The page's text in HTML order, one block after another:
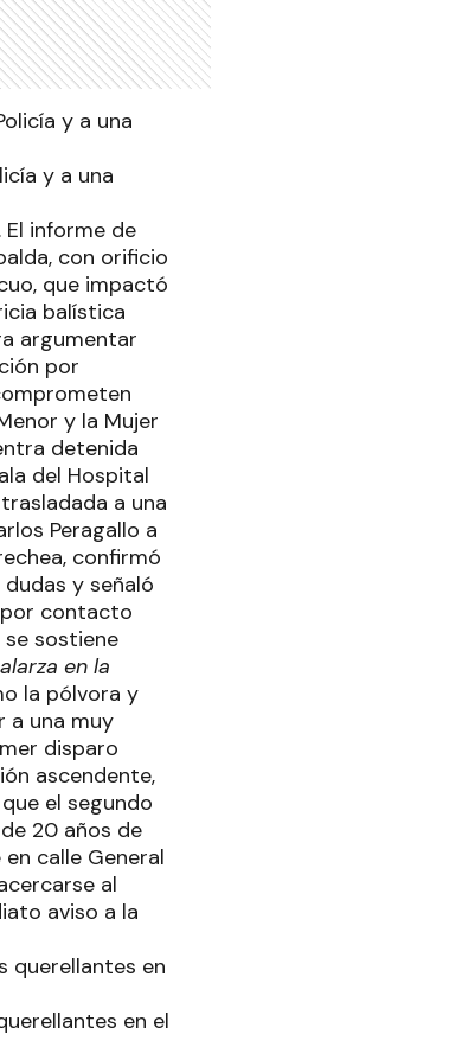
y a una
informe de
con orificio
que impactó
balística
argumentar
por
y la Mujer
detenida
del Hospital
a una
Peragallo a
confirmó
y señaló
por contacto
sostiene
en la
la pólvora y
a una muy
disparo
ascendente,
el segundo
20 años de
calle General
al
aviso a la
en el